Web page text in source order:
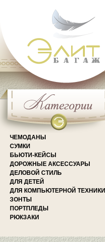
ЧЕМОДАНЫ
СУМКИ
БЬЮТИ-КЕЙСЫ
ДОРОЖНЫЕ АКСЕССУАРЫ
ДЕЛОВОЙ СТИЛЬ
ДЛЯ ДЕТЕЙ
ДЛЯ КОМПЬЮТЕРНОЙ ТЕХНИКИ
ЗОНТЫ
ПОРТПЛЕДЫ
РЮКЗАКИ